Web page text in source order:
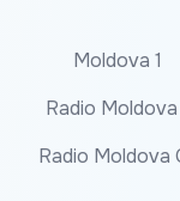
Moldova 1
Radio
Radio Moldova